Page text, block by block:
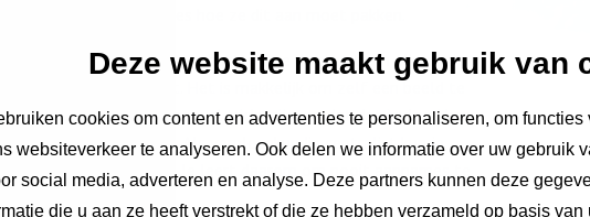
Deze website maakt gebruik van
cookies om content en advertenties te personaliseren, om
websiteverkeer te analyseren. Ook delen we informatie over uw gebruik
social media, adverteren en analyse. Deze partners kunnen deze
die u aan ze heeft verstrekt of die ze hebben verzameld op basis
weet Rita precies hoe ze dit aan moet pakken.
Je probeert in te schatten hoe de situatie in elkaar zit,
waarom iemand huilt. Het is makkelijk om zelf een beeld te
En dat kan best wel tricky zijn, omdat dat invloed kan
de zorg die nodig is. Als verpleegkundig centralist kun je
voor een ander. Je leert daarom om nooit aannames te
niet duidelijk is.”